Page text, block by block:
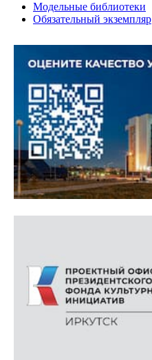
Модельные библиотеки
Обязательный экземпляр